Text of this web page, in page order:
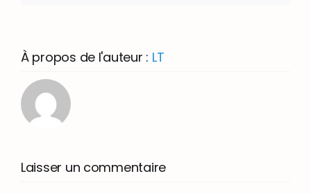
À propos de l'auteur : LT
Laisser un commentaire